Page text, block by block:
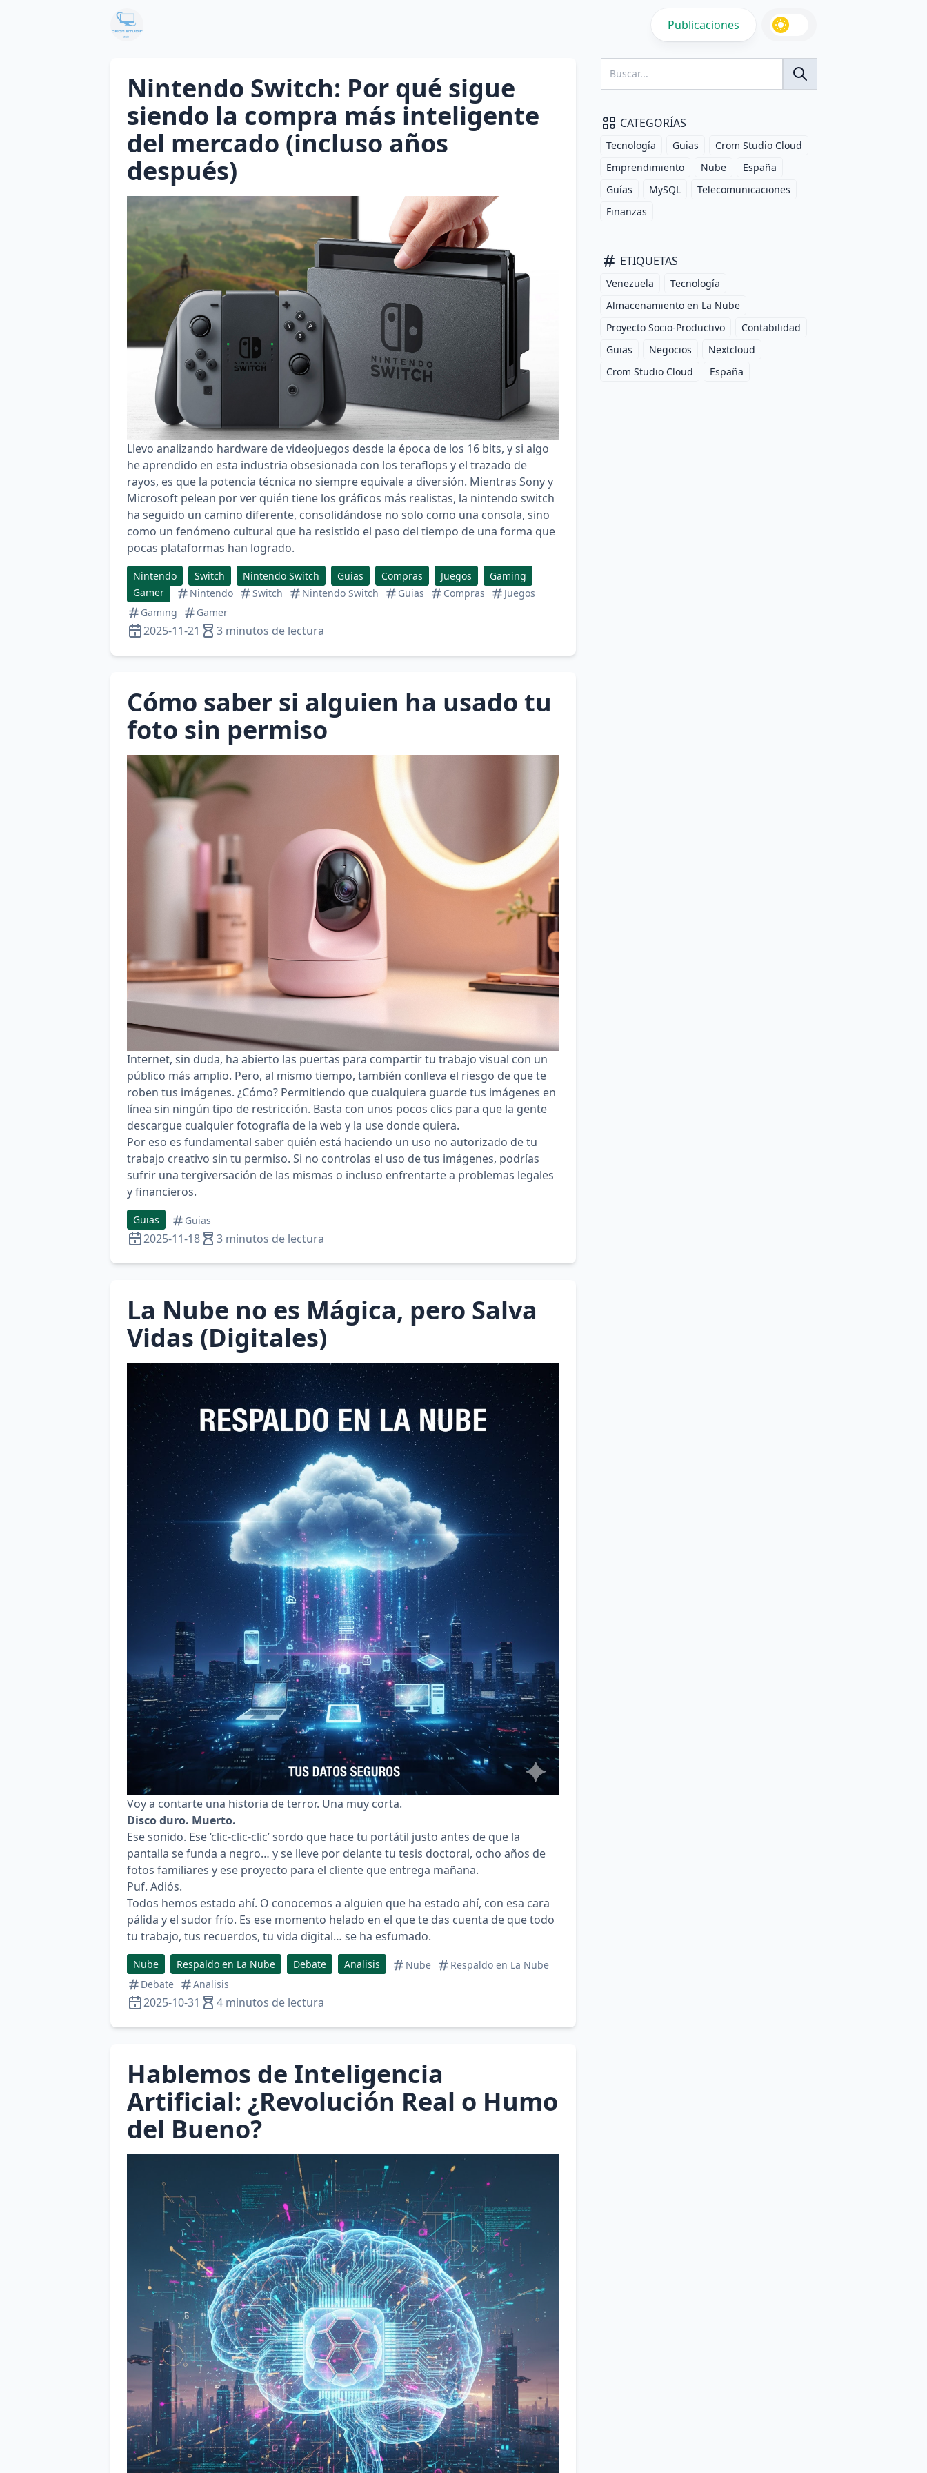
Publicaciones
Nintendo Switch: Por qué sigue
siendo la compra más inteligente
del mercado (incluso años
después)
Llevo analizando hardware de videojuegos desde la época de los 16 bits, y si algo
he aprendido en esta industria obsesionada con los teraflops y el trazado de
rayos, es que la potencia técnica no siempre equivale a diversión. Mientras Sony y
Microsoft pelean por ver quién tiene los gráficos más realistas, la nintendo switch
ha seguido un camino diferente, consolidándose no solo como una consola, sino
como un fenómeno cultural que ha resistido el paso del tiempo de una forma que
pocas plataformas han logrado.
Nintendo Switch Nintendo Switch Guias Compras Juegos
Gaming
Gamer
Nintendo Switch Nintendo Switch Guias Compras
Juegos
Gaming
Gamer
2025-11-21 3 minutos de lectura
Cómo saber si alguien ha usado tu
foto sin permiso
Internet, sin duda, ha abierto las puertas para compartir tu trabajo visual con un
público más amplio. Pero, al mismo tiempo, también conlleva el riesgo de que te
roben tus imágenes. ¿Cómo? Permitiendo que cualquiera guarde tus imágenes en
línea sin ningún tipo de restricción. Basta con unos pocos clics para que la gente
descargue cualquier fotografía de la web y la use donde quiera.
Por eso es fundamental saber quién está haciendo un uso no autorizado de tu
trabajo creativo sin tu permiso. Si no controlas el uso de tus imágenes, podrías
sufrir una tergiversación de las mismas o incluso enfrentarte a problemas legales
y financieros.
Guias Guias
2025-11-18 3 minutos de lectura
La Nube no es Mágica, pero Salva
Vidas (Digitales)
Voy a contarte una historia de terror. Una muy corta.
Disco duro. Muerto.
Ese sonido. Ese ‘clic-clic-clic’ sordo que hace tu portátil justo antes de que la
pantalla se funda a negro… y se lleve por delante tu tesis doctoral, ocho años de
fotos familiares y ese proyecto para el cliente que entrega mañana.
Puf. Adiós.
Todos hemos estado ahí. O conocemos a alguien que ha estado ahí, con esa cara
pálida y el sudor frío. Es ese momento helado en el que te das cuenta de que todo
tu trabajo, tus recuerdos, tu vida digital… se ha esfumado.
Nube Respaldo en La Nube Debate Analisis Nube
Respaldo en La Nube
Debate
Analisis
2025-10-31 4 minutos de lectura
Hablemos de Inteligencia
Artificial: ¿Revolución Real o Humo
del Bueno?
CATEGORÍAS
Tecnología Guias
Crom Studio Cloud
Emprendimiento
Nube
España
Guías
MySQL
Telecomunicaciones
Finanzas
ETIQUETAS
Venezuela
Tecnología
Almacenamiento en La Nube
Proyecto Socio-Productivo
Contabilidad
Guias
Negocios
Nextcloud
Crom Studio Cloud
España